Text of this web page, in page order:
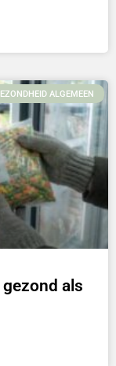
ALGEMEEN
als